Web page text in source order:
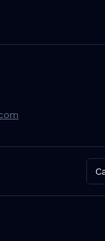
y Reddit.